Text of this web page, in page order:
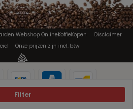
Filter
Webshop OnlineKoffieKopen
Disclaimer
Onze prijzen zijn incl. btw